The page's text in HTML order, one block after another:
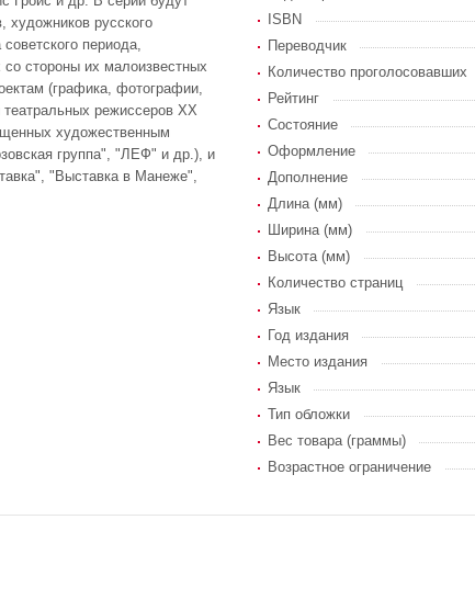
художников русского
периода,
со стороны их малоизвестных
(графика, фотографии,
театральных режиссеров ХХ
художественным
группа", "ЛЕФ" и др.), и
"Выставка в Манеже",
ISBN
Переводчик
Количество проголосовавших
Рейтинг
Состояние
Оформление
Дополнение
Длина (мм)
Ширина (мм)
Высота (мм)
Количество страниц
Язык
Год издания
Место издания
Язык
Тип обложки
Вес товара (граммы)
Возрастное ограничение